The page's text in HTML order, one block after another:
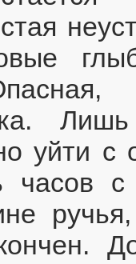
уйти с
часов